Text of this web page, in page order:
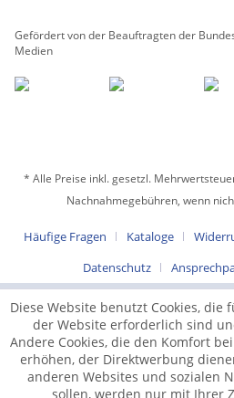
Gefördert von der Beauftragten der
Medien
* Alle Preise inkl. gesetzl.
Nachnahmegebühren, wenn
Häufige Fragen Kataloge
Datenschutz
Diese Website benutzt Cookies,
der Website erforderlich sind
Andere Cookies, die den Komfort
erhöhen, der Direktwerbung
anderen Websites und sozialen
sollen, werden nur mit Ihrer